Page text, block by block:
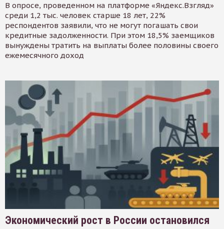
В опросе, проведенном на платформе «Яндекс.Взгляд»
среди 1,2 тыс. человек старше 18 лет, 22%
респондентов заявили, что не могут погашать свои
кредитные задолженности. При этом 18,5% заемщиков
вынуждены тратить на выплаты более половины своего
ежемесячного доход
Экономический рост в России остановился